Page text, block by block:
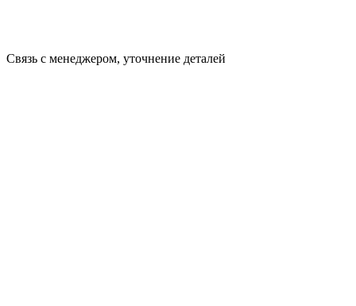
Связь с менеджером, уточнение деталей